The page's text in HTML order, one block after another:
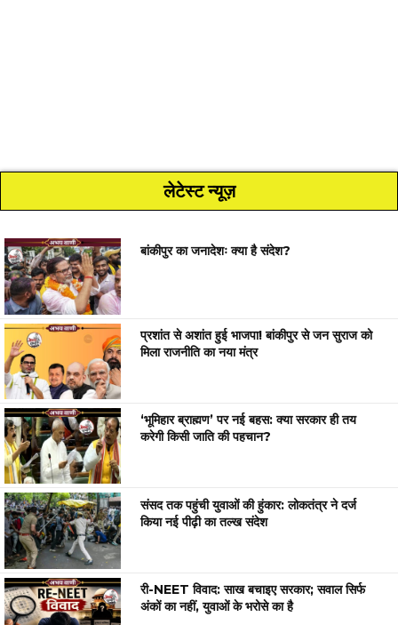
लेटेस्ट न्यूज़
बांकीपुर का जनादेशः क्या है संदेश?
प्रशांत से अशांत हुई भाजपा! बांकीपुर से जन सुराज को
मिला राजनीति का नया मंत्र
‘भूमिहार ब्राह्मण’ पर नई बहस: क्या सरकार ही तय
करेगी किसी जाति की पहचान?
संसद तक पहुंची युवाओं की हुंकार: लोकतंत्र ने दर्ज
किया नई पीढ़ी का तल्ख संदेश
री-NEET विवाद: साख बचाइए सरकार; सवाल सिर्फ
अंकों का नहीं, युवाओं के भरोसे का है